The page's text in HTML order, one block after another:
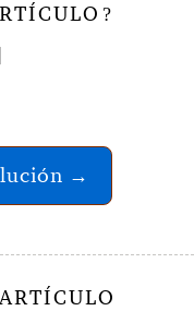
?
→